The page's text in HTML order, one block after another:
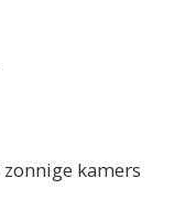
kamers